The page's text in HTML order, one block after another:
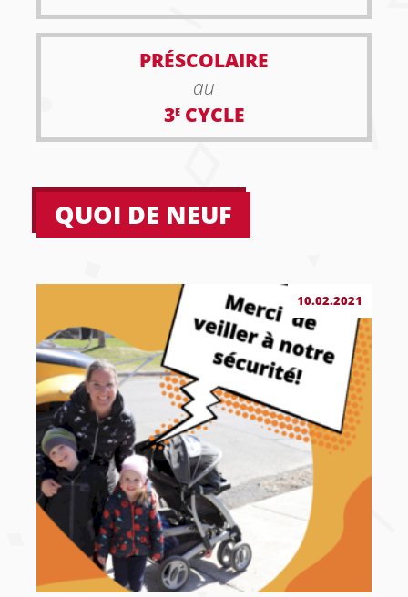
PRÉSCOLAIRE
au
3ECYCLE
QUOI DE NEUF
10.02.2021